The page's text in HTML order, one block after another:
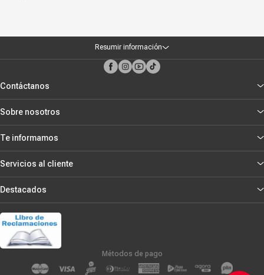
Resumir información
Contáctanos
Sobre nosotros
Te informamos
Servicios al cliente
Destacados
Métodos de pago